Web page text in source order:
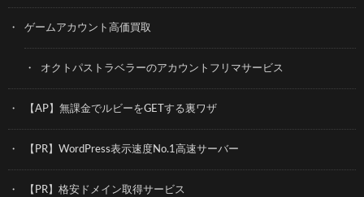
ゲームアカウント高価買取
オクトパストラベラーのアカウントフリマサービス
【AP】無課金でルビーをGETする裏ワザ
【PR】WordPress表示速度No.1高速サーバー
【PR】格安ドメイン取得サービス